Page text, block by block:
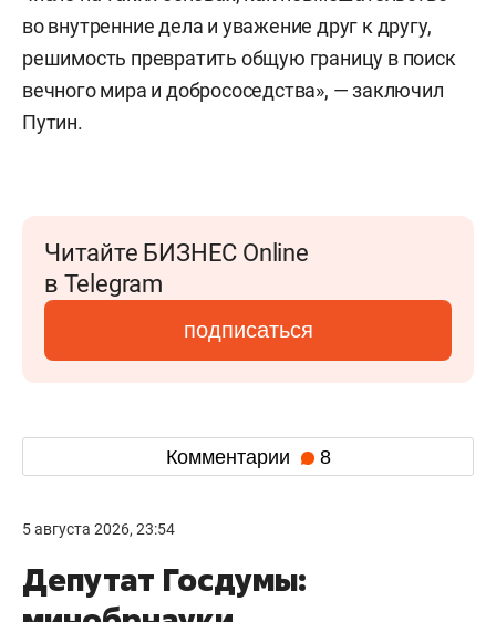
во внутренние дела и уважение друг к другу,
решимость превратить общую границу в поиск
вечного мира и добрососедства», — заключил
Путин.
Читайте БИЗНЕС Online
в Telegram
подписаться
Комментарии 8
5 августа 2026, 23:54
Депутат Госдумы: